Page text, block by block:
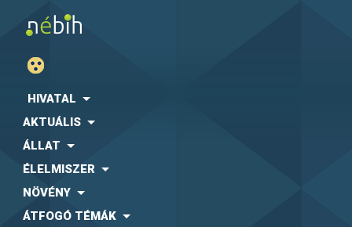
HIVATAL
AKTUÁLIS
ÁLLAT
ÉLELMISZER
NÖVÉNY
ÁTFOGÓ TÉMÁK